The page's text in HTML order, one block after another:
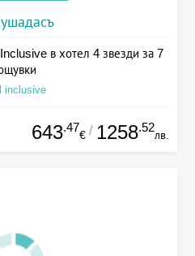
в хотел 4 звезди за 7
inclusive
643.47
€ / 1258.52
лв.